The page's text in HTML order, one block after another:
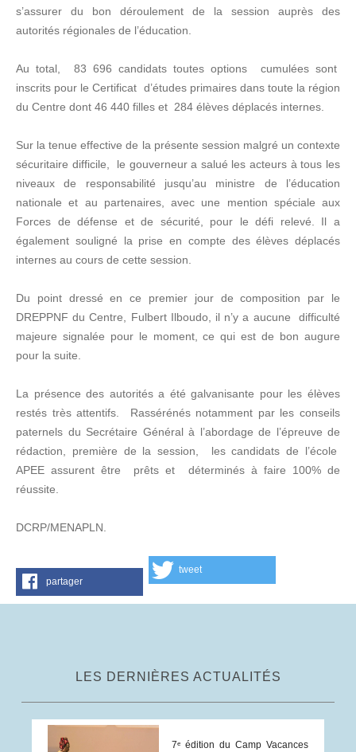
s’assurer du bon déroulement de la session auprès des
autorités régionales de l’éducation.
Au total, 83 696 candidats toutes options cumulées sont
inscrits pour le Certificat d’études primaires dans toute la région
du Centre dont 46 440 filles et 284 élèves déplacés internes.
Sur la tenue effective de la présente session malgré un contexte
sécuritaire difficile, le gouverneur a salué les acteurs à tous les
niveaux de responsabilité jusqu’au ministre de l’éducation
nationale et au partenaires, avec une mention spéciale aux
Forces de défense et de sécurité, pour le défi relevé. Il a
également souligné la prise en compte des élèves déplacés
internes au cours de cette session.
Du point dressé en ce premier jour de composition par le
DREPPNF du Centre, Fulbert Ilboudo, il n’y a aucune difficulté
majeure signalée pour le moment, ce qui est de bon augure
pour la suite.
La présence des autorités a été galvanisante pour les élèves
restés très attentifs. Rassérénés notamment par les conseils
paternels du Secrétaire Général à l’abordage de l’épreuve de
rédaction, première de la session, les candidats de l’école
APEE assurent être prêts et déterminés à faire 100% de
réussite.
DCRP/MENAPLN.
partager
tweet
LES DERNIÈRES ACTUALITÉS
7ᵉ édition du Camp Vacances